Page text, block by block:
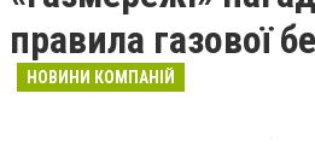
правила газової
НОВИНИ КОМПАНІЙ